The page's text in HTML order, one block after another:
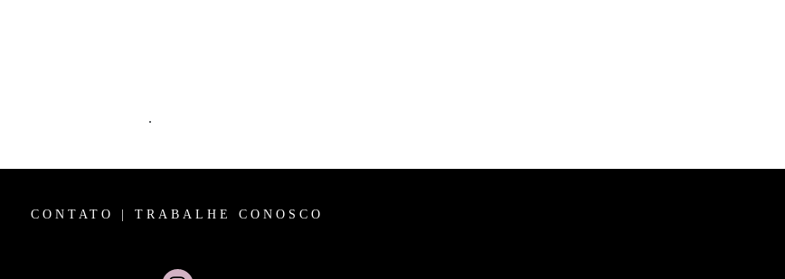
.
CONTATO TRABALHE CONOSCO